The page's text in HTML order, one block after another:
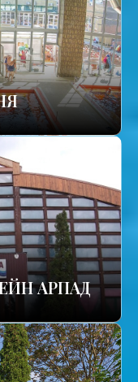
АРПАД